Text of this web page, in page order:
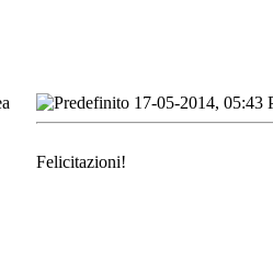
17-05-2014, 05:43
Felicitazioni!